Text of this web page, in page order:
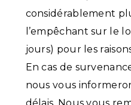
considérablement
l’empêchant sur le
jours) pour les
En cas de
nous vous